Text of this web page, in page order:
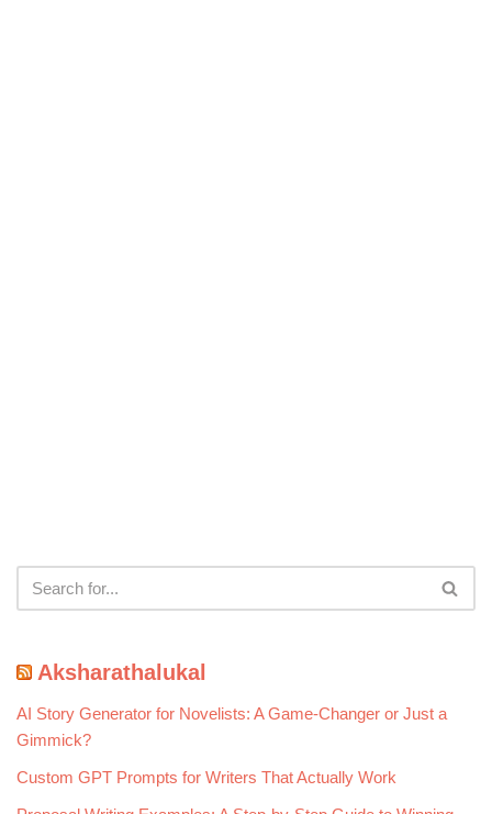
Aksharathalukal
AI Story Generator for Novelists: A Game-Changer or Just a
Gimmick?
Custom GPT Prompts for Writers That Actually Work